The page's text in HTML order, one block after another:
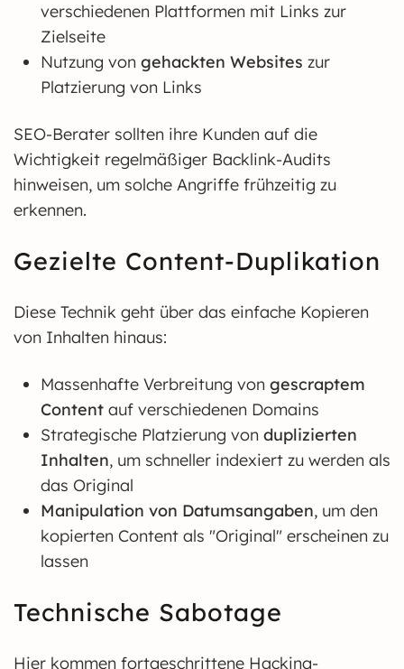
verschiedenen Plattformen mit Links zur
Zielseite
Nutzung von gehackten Websites zur
Platzierung von Links
SEO-Berater sollten ihre Kunden auf die
Wichtigkeit regelmäßiger Backlink-Audits
hinweisen, um solche Angriffe frühzeitig zu
erkennen.
Gezielte Content-Duplikation
Diese Technik geht über das einfache Kopieren
von Inhalten hinaus:
Massenhafte Verbreitung von gescraptem
Content auf verschiedenen Domains
Strategische Platzierung von duplizierten
Inhalten, um schneller indexiert zu werden als
das Original
Manipulation von Datumsangaben, um den
kopierten Content als "Original" erscheinen zu
lassen
Technische Sabotage
Hier kommen fortgeschrittene Hacking-